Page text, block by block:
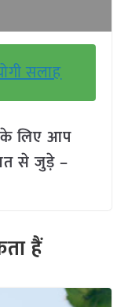
सलाह
के लिए आप
से जुड़े –
हैं